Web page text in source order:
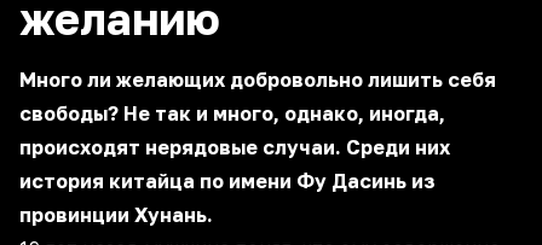
желанию
Много ли желающих добровольно лишить себя
свободы? Не так и много, однако, иногда,
происходят нерядовые случаи. Среди них
история китайца по имени Фу Дасинь из
провинции Хунань.